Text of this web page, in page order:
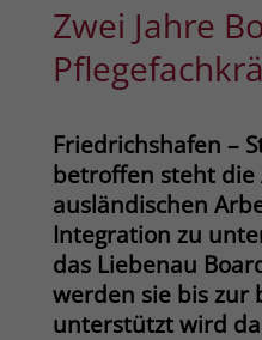
Zwei Jahre
Friedrichshafen –
betroffen steht die
ausländischen
Integration zu
das Liebenau
werden sie bis zur
unterstützt wird